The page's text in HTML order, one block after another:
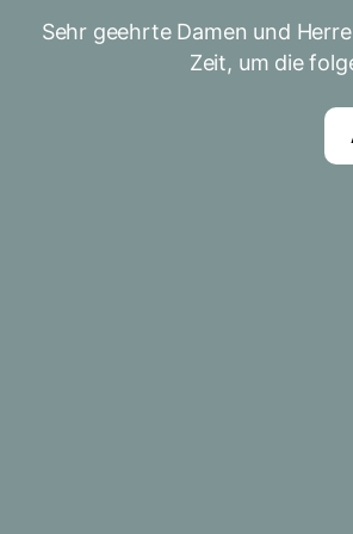
Sehr geehrte Damen und
Zeit, um die